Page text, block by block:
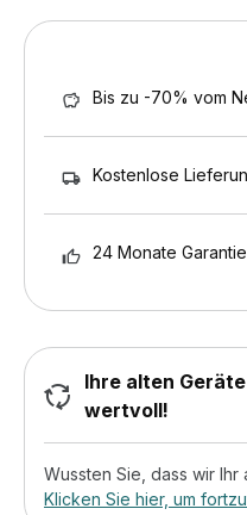
Bis zu -70% vom
Kostenlose
24 Monate Garantie
Ihre alten
wertvoll!
Wussten Sie, dass wir
Klicken Sie hier, um